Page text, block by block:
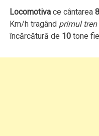
Locomotiva ce cântarea8
Km/h tragând primul tren
încărcătură de 10 tone